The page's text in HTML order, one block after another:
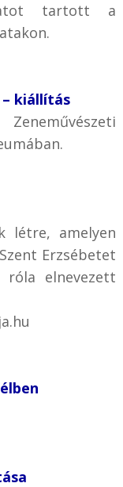
tartott a
– kiállítás
létre, amelyen
Erzsébetet
elnevezett